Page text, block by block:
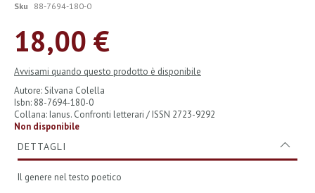
galleria
immagini
Sku 88-7694-180-0
18,00 €
Avvisami quando questo prodotto è disponibile
Autore: Silvana Colella
Isbn: 88-7694-180-0
Collana: Ianus. Confronti letterari / ISSN 2723-9292
Non disponibile
DETTAGLI
Il genere nel testo poetico